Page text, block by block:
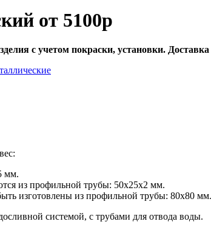
от 5100р
с учетом покраски, установки.
мм.
из профильной трубы: 50х25х2 мм.
изготовлены из профильной трубы: 80х80
системой, с трубами для отвода воды.